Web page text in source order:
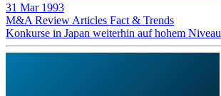
31 Mar 1993
M&A Review Articles Fact & Trends
Konkurse in Japan weiterhin auf hohem Niveau